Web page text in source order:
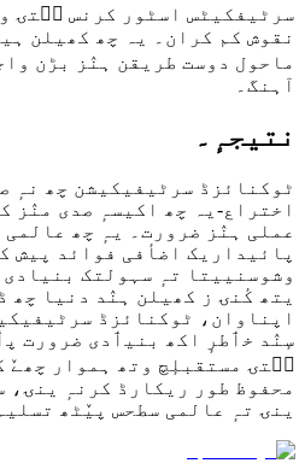
سرٹیفکیٹس اسٹور کرنس سۭتۍ
نقوش کم کران۔ یہ چھ کھیلن
ماحول دوست طریقن ہنٛز بڑن
آہنگ۔
نتیجہٕ۔
ٹوکنائزڈ سرٹیفیکیشن چھ نہٕ
اختراع-یہ چھ اکیسہٕ صدی منٛز
عملی ہنٛز ضرورت۔ یہٕ چھ
پائیداریک اضأفی فوائد پیش
وشوسنییتا تہٕ سہولتک بنیادی
یتھ کٔنۍ ز کھیلن ہنٛد دنیا چھ
اپناوان، ٹوکنائزڈ
سٕنٛد خٲطرٕ اکھ بنیٲدی ضرورت
سۭتۍ مستقبلٕچ وتھ ہموار چھےٚ
محفوظ طور ریکارڈ کرنہٕ ینۍ،
ینۍ تہٕ عالمی سطحس پیٚٹھ